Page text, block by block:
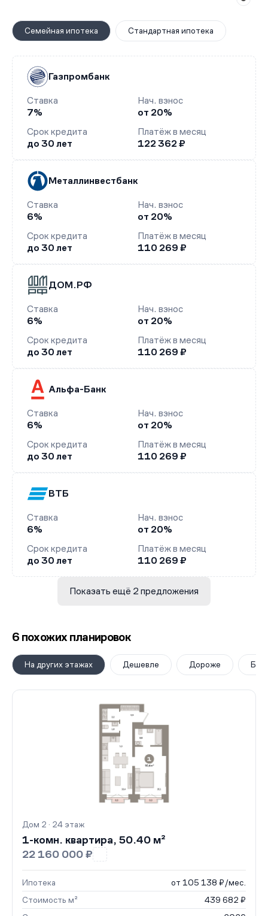
Семейная ипотека Стандартная ипотека
Газпромбанк
Ставка
7%
Нач. взнос
от 20%
Срок кредита
до 30 лет
Платёж в месяц
122 362 ₽
Металлинвестбанк
Ставка
6%
Нач. взнос
от 20%
Срок кредита
до 30 лет
Платёж в месяц
110 269 ₽
ДОМ.РФ
Ставка
6%
Нач. взнос
от 20%
Срок кредита
до 30 лет
Платёж в месяц
110 269 ₽
Альфа-Банк
Ставка
6%
Нач. взнос
от 20%
Срок кредита
до 30 лет
Платёж в месяц
110 269 ₽
ВТБ
Ставка
6%
Нач. взнос
от 20%
Срок кредита
до 30 лет
Платёж в месяц
110 269 ₽
Показать ещё 2 предложения
6 похожих планировок
На других этажах Дешевле Дороже
Дом 2 · 24 этаж
1-комн. квартира, 50.40 м²
22 160 000 ₽
Ипотека
от 105 138 ₽/мес.
Стоимость м²
439 682 ₽